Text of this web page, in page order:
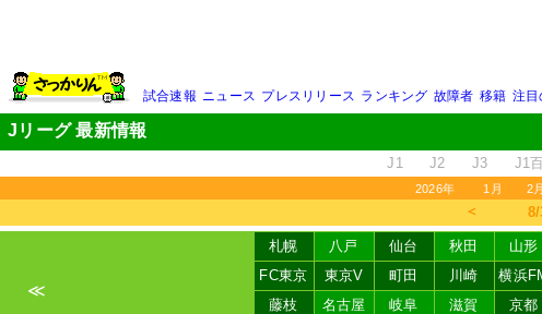
試合速報 ニュース プレスリリース ランキング 故障者 移籍 注目
Jリーグ 最新情報
J1 J2 J3 J1
2026年 1月 2月
＜ 8/
≪
札幌 八戸 仙台 秋田 山形
FC東京
東京V 町田 川崎 横浜
藤枝
名古屋 岐阜 滋賀 京都